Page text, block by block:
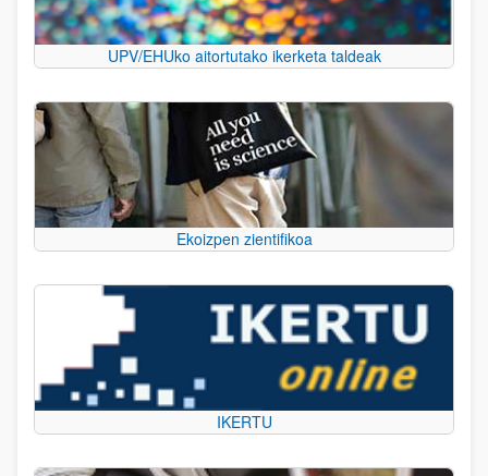
UPV/EHUko aitortutako ikerketa taldeak
Ekoizpen zientifikoa
IKERTU